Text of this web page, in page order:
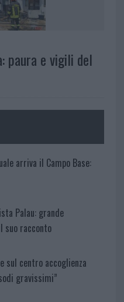
paura e vigili del
arriva il Campo Base:
Palau: grande
suo racconto
sul centro accoglienza
gravissimi”